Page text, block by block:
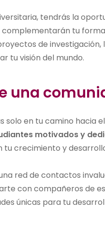
tendrás la
tu
de investigación,
tu visión del mundo.
una
solo en tu camino hacia
motivados y
crecimiento y
red de contactos
con compañeros de
únicas para tu